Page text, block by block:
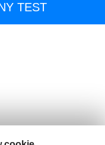
TEST